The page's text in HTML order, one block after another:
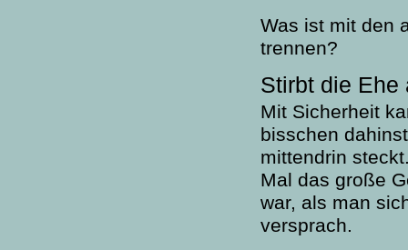
Was ist mit den
trennen?
Stirbt die Ehe
Mit Sicherheit
bisschen
mittendrin
Mal das große
war, als man
versprach.